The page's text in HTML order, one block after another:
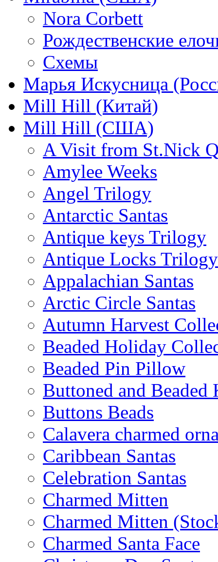
Nora Corbett
Рождественские
Схемы
Марья Искусница
Mill Hill (Китай)
Mill Hill (США)
A Visit from St.Nick
Amylee Weeks
Angel Trilogy
Antarctic Santas
Antique keys Trilogy
Antique Locks Trilogy
Appalachian Santas
Arctic Circle Santas
Autumn Harvest
Beaded Holiday
Beaded Pin Pillow
Buttoned and Beaded
Buttons Beads
Calavera charmed
Caribbean Santas
Celebration Santas
Charmed Mitten
Charmed Mitten
Charmed Santa Face